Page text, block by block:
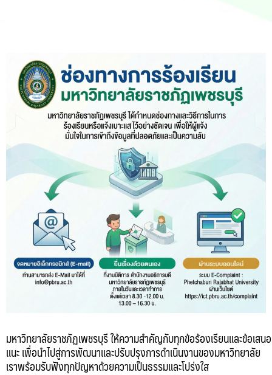
มหาวิทยาลัยราชภัฏเพชรบุรี ให้ความสำคัญกับทุกข้อร้องเรียนและข้อเสนอ
แนะ เพื่อนำไปสู่การพัฒนาและปรับปรุงการดำเนินงานของมหาวิทยาลัย
เราพร้อมรับฟังทุกปัญหาด้วยความเป็นธรรมและโปร่งใส